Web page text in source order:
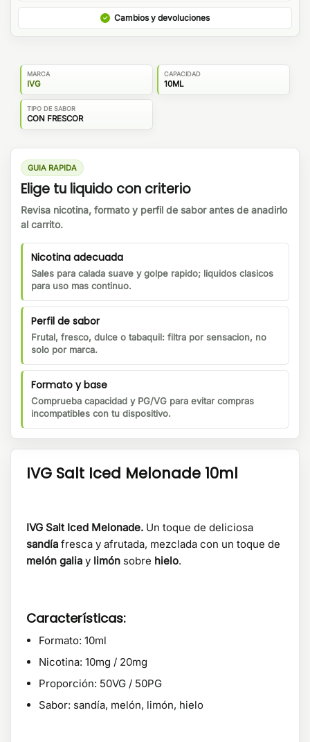
Cambios y devoluciones
MARCA
IVG
CAPACIDAD
10ML
TIPO DE SABOR
CON FRESCOR
GUIA RAPIDA
Elige tu liquido con criterio
Revisa nicotina, formato y perfil de sabor antes de anadirlo
al carrito.
Nicotina adecuada
Sales para calada suave y golpe rapido; liquidos clasicos
para uso mas continuo.
Perfil de sabor
Frutal, fresco, dulce o tabaquil: filtra por sensacion, no
solo por marca.
Formato y base
Comprueba capacidad y PG/VG para evitar compras
incompatibles con tu dispositivo.
IVG Salt Iced Melonade 10ml
IVG Salt Iced Melonade. Un toque de deliciosa
sandía fresca y afrutada, mezclada con un toque de
melón galia y limón sobre hielo.
Características:
Formato: 10ml
Nicotina: 10mg / 20mg
Proporción: 50VG / 50PG
Sabor: sandía, melón, limón, hielo